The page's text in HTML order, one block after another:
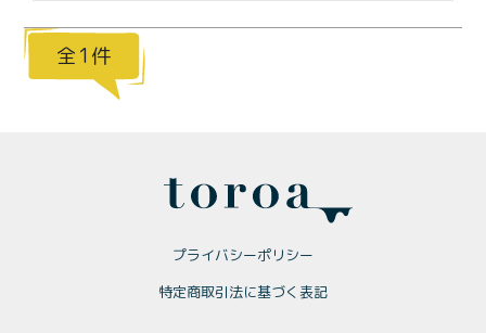
商品
プライバシーポリシー
1
プライバシーポリシー
特定商取引法に基づく表記